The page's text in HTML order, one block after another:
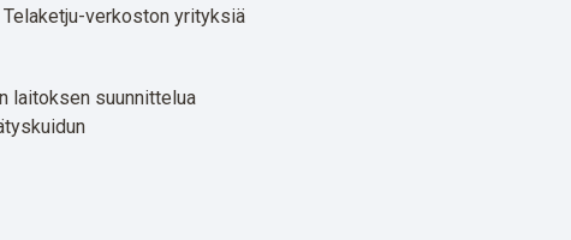
verkoston yrityksiä
laitoksen suunnittelua